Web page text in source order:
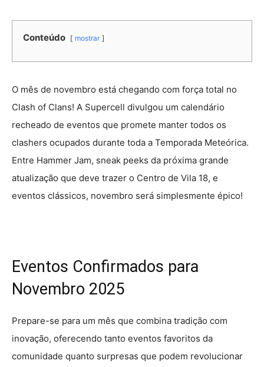
Conteúdo mostrar
O mês de novembro está chegando com força total no
Clash of Clans! A Supercell divulgou um calendário
recheado de eventos que promete manter todos os
clashers ocupados durante toda a Temporada Meteórica.
Entre Hammer Jam, sneak peeks da próxima grande
atualização que deve trazer o Centro de Vila 18, e
eventos clássicos, novembro será simplesmente épico!
Eventos Confirmados para
Novembro 2025
Prepare-se para um mês que combina tradição com
inovação, oferecendo tanto eventos favoritos da
comunidade quanto surpresas que podem revolucionar